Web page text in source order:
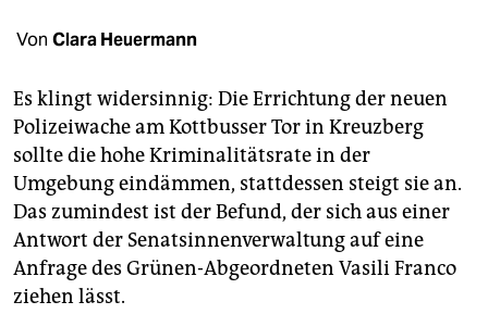
veranstaltungen
fragen & hilfe
unterstützen
abo
genossenschaft
epaper login
Von Clara Heuermann
Es klingt widersinnig: Die Errichtung der neuen
Polizeiwache am Kottbusser Tor in Kreuzberg
sollte die hohe Kriminalitätsrate in der
Umgebung eindämmen, stattdessen steigt sie an.
Das zumindest ist der Befund, der sich aus einer
Antwort der Senatsinnenverwaltung auf eine
Anfrage des Grünen-Abgeordneten Vasili Franco
ziehen lässt.